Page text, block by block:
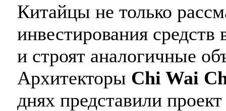
Китайцы не только
инвестирования
и строят аналогичные
Архитекторы Chi Wai
днях представили